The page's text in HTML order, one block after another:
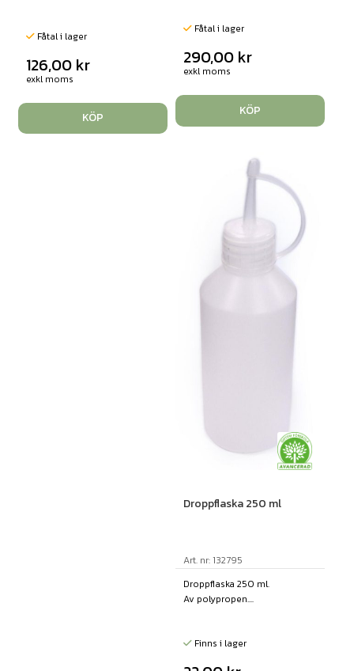
Fåtal i lager
126,00 kr
exkl moms
KÖP
Fåtal i lager
290,00 kr
exkl moms
KÖP
Droppflaska 250 ml
Art. nr: 132795
Droppflaska 250 ml.
Av polypropen....
Finns i lager